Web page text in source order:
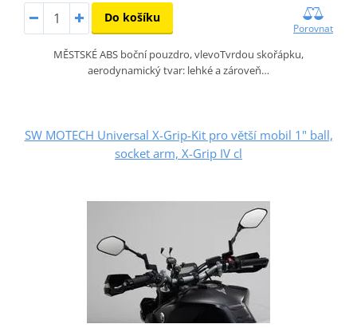
Do košíku
Porovnat
MĚSTSKÉ ABS boční pouzdro, vlevoTvrdou skořápku,
aerodynamický tvar: lehké a zároveň…
SW MOTECH Universal X-Grip-Kit pro větší mobil 1" ball,
socket arm, X-Grip IV cl